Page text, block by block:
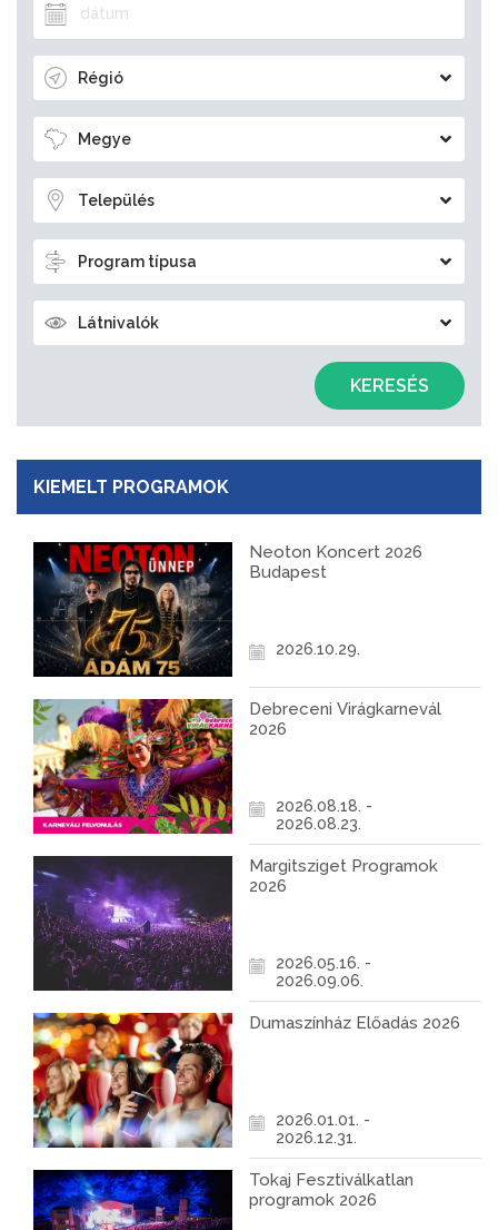
Régió
Megye
Település
Program típusa
Látnivalók
KERESÉS
KIEMELT PROGRAMOK
Neoton Koncert 2026
Budapest
2026.10.29.
Debreceni Virágkarnevál
2026
2026.08.18. -
2026.08.23.
Margitsziget Programok
2026
2026.05.16. -
2026.09.06.
Dumaszínház Előadás 2026
2026.01.01. -
2026.12.31.
Tokaj Fesztiválkatlan
programok 2026